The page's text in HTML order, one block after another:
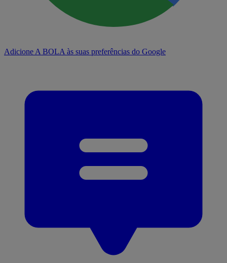
Adicione A BOLA às suas preferências do Google